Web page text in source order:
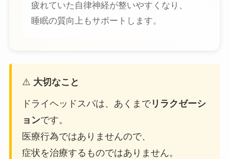
疲れていた自律神経が整いやすくなり、
睡眠の質向上もサポートします。
⚠️ 大切なこと
ドライヘッドスパは、あくまでリラクゼーシ
ョンです。
医療行為ではありませんので、
症状を治療するものではありません。